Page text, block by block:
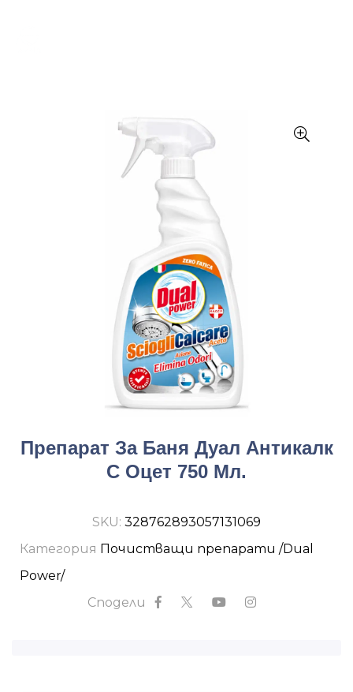
Препарат За Баня Дуал Антикалк
С Оцет 750 Мл.
SKU: 328762893057131069
Категория Почистващи препарати /Dual
Power/
Сподели